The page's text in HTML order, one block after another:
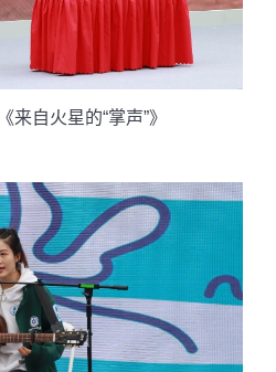
来自火星的“掌声”》